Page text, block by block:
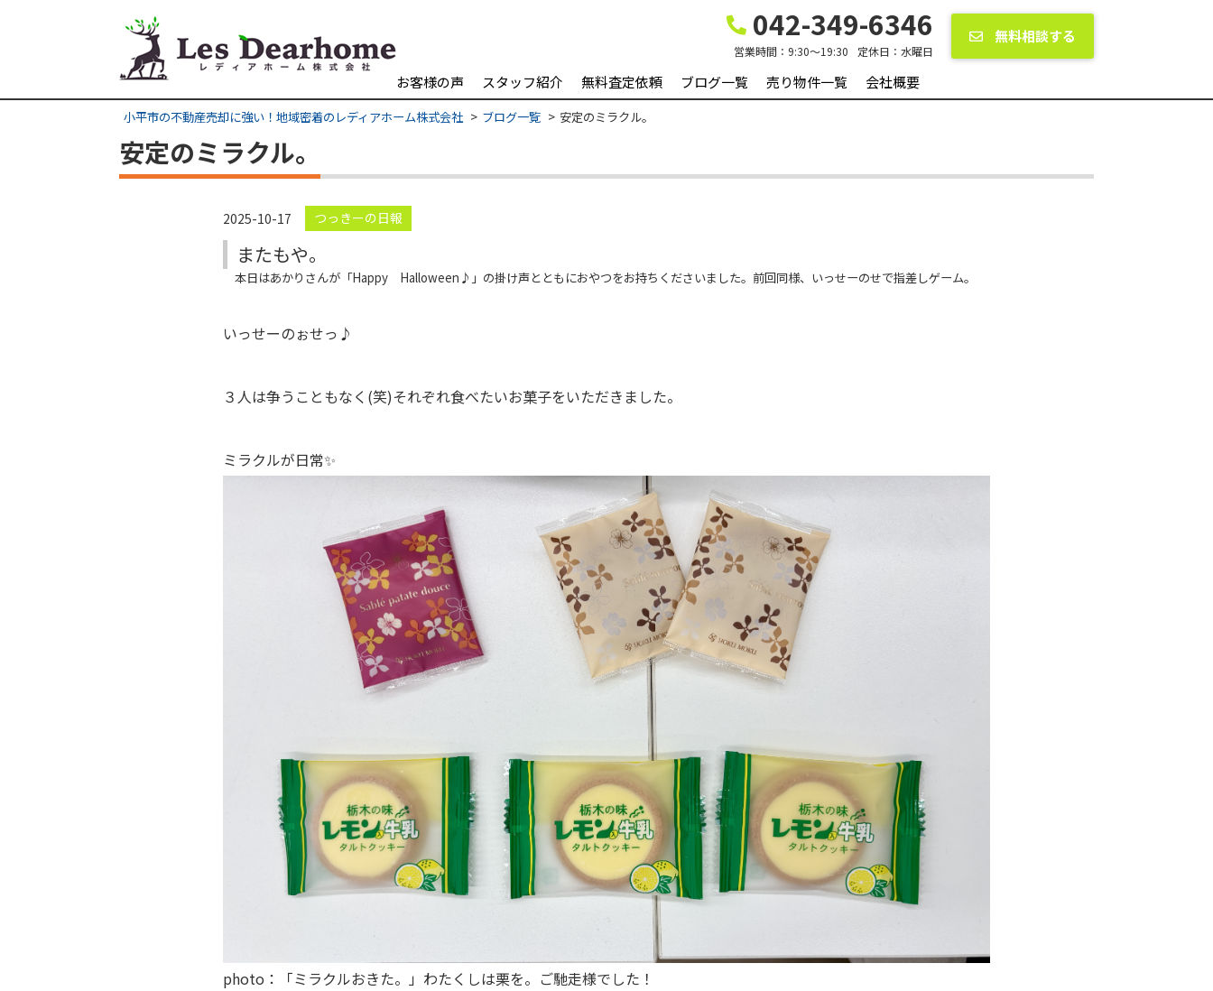
042-349-6346
営業時間： 9:30〜19:30 定休日： 水曜日
無料相談する
お客様の声 スタッフ紹介 無料査定依頼 ブログ一覧 売り物件一覧 会社概要
小平市の不動産売却に強い！地域密着のレディアホーム株式会社 ブログ一覧 安定のミラクル。
安定のミラクル。
2025-10-17 つっきーの日報
またもや。
本日はあかりさんが「Happy Halloween♪」の掛け声とともにおやつをお持ちくださいました。前回同様、いっせーのせで指差しゲーム。
いっせーのぉせっ♪
３人は争うこともなく(笑)それぞれ食べたいお菓子をいただきました。
ミラクルが日常✨
photo：「ミラクルおきた。」わたくしは栗を。ご馳走様でした！